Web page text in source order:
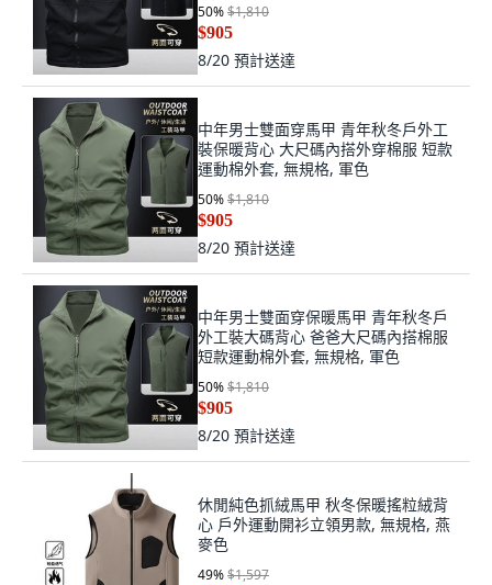
50%$1,810
$905
8/20 預計送達
中年男士雙面穿馬甲 青年秋冬戶外工
裝保暖背心 大尺碼內搭外穿棉服 短款
運動棉外套, 無規格, 軍色
50%$1,810
$905
8/20 預計送達
中年男士雙面穿保暖馬甲 青年秋冬戶
外工裝大碼背心 爸爸大尺碼內搭棉服
短款運動棉外套, 無規格, 軍色
50%$1,810
$905
8/20 預計送達
休閒純色抓絨馬甲 秋冬保暖搖粒絨背
心 戶外運動開衫立領男款, 無規格, 燕
麥色
49%$1,597